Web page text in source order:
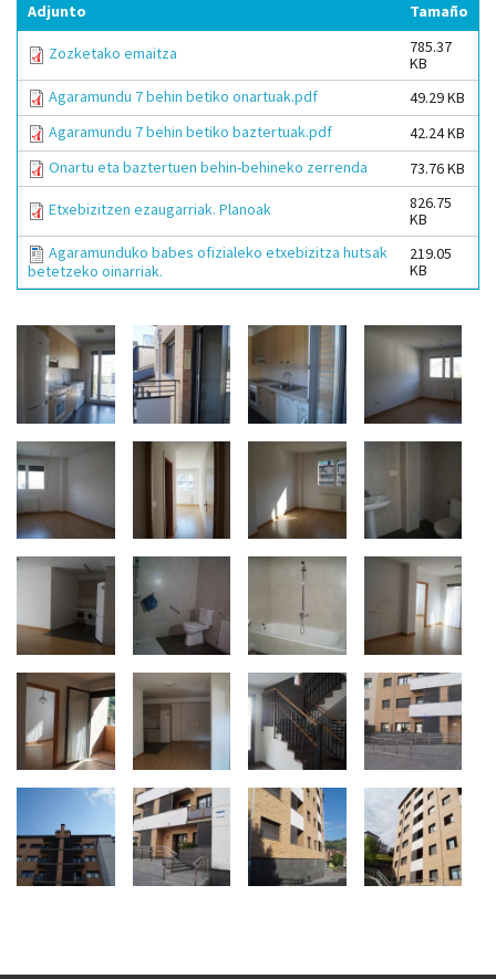
Adjunto Tamaño
Zozketako emaitza
785.37
KB
Agaramundu 7 behin betiko onartuak.pdf
49.29 KB
Agaramundu 7 behin betiko baztertuak.pdf
42.24 KB
Onartu eta baztertuen behin-behineko zerrenda
73.76 KB
Etxebizitzen ezaugarriak. Planoak
826.75
KB
Agaramunduko babes ofizialeko etxebizitza hutsak
betetzeko oinarriak.
219.05
KB